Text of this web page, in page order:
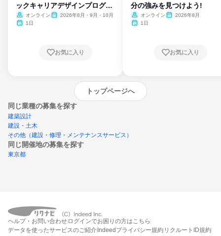
ックキャリアデザインプログラ
ム
オンライン
2026年8月・9月・10月
1日
お気に入り
分の強みを見つけよう!
オンライン
2026年8月
1日
お気に入り
トップページへ
同じ業種の募集を探す
建築設計
建設・土木
その他（建設・修理・メンテナンスサービス）
同じ開催地の募集を探す
東京都
エントリーするとプログラムの詳細案内を
受け取れるようになります
ヘルプ・お問い合わせ ログインでお困りの方はこちら
データを使ったサービスのご紹介 Indeedプライバシー規約 リクルートID規約